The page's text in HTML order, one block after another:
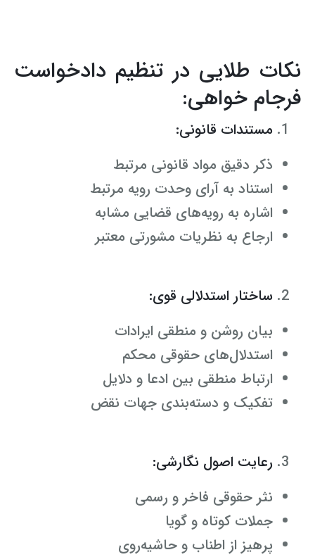
نکات طلایی در تنظیم دادخواست
فرجام خواهی:
مستندات قانونی:
ذکر دقیق مواد قانونی مرتبط
استناد به آرای وحدت رویه مرتبط
اشاره به رویه‌های قضایی مشابه
ارجاع به نظریات مشورتی معتبر
ساختار استدلالی قوی:
بیان روشن و منطقی ایرادات
استدلال‌های حقوقی محکم
ارتباط منطقی بین ادعا و دلایل
تفکیک و دسته‌بندی جهات نقض
رعایت اصول نگارشی:
نثر حقوقی فاخر و رسمی
جملات کوتاه و گویا
پرهیز از اطناب و حاشیه‌روی